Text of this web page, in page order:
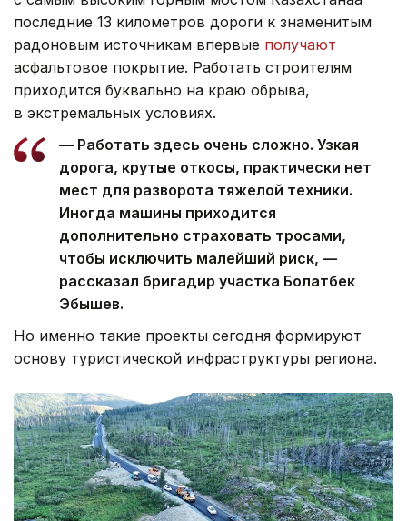
последние 13 километров дороги к знаменитым
радоновым источникам впервые получают
асфальтовое покрытие. Работать строителям
приходится буквально на краю обрыва,
в экстремальных условиях.
— Работать здесь очень сложно. Узкая
дорога, крутые откосы, практически нет
мест для разворота тяжелой техники.
Иногда машины приходится
дополнительно страховать тросами,
чтобы исключить малейший риск, —
рассказал бригадир участка Болатбек
Эбышев.
Но именно такие проекты сегодня формируют
основу туристической инфраструктуры региона.